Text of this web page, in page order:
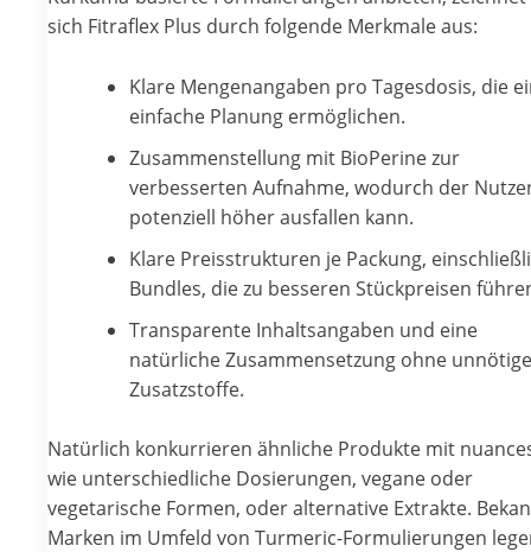
sich Fitraflex Plus durch folgende Merkmale aus:
Klare Mengenangaben pro Tagesdosis, die
einfache Planung ermöglichen.
Zusammenstellung mit BioPerine zur
verbesserten Aufnahme, wodurch der
potenziell höher ausfallen kann.
Klare Preisstrukturen je Packung,
Bundles, die zu besseren Stückpreisen
Transparente Inhaltsangaben und eine
natürliche Zusammensetzung ohne unnötige
Zusatzstoffe.
Natürlich konkurrieren ähnliche Produkte mit
wie unterschiedliche Dosierungen, vegane oder
vegetarische Formen, oder alternative Extrakte.
Marken im Umfeld von Turmeric-Formulierungen